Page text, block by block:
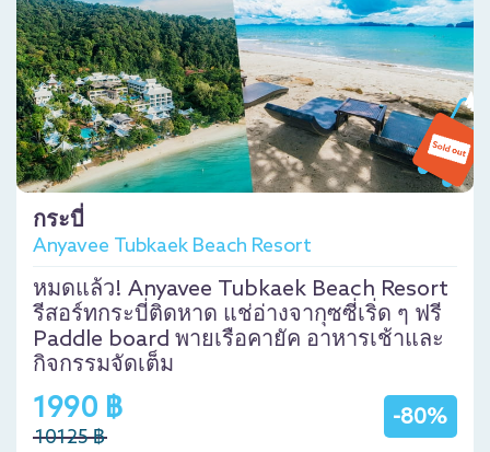
กระบี่
Anyavee Tubkaek Beach Resort
หมดแล้ว! Anyavee Tubkaek Beach Resort
รีสอร์ทกระบี่ติดหาด แช่อ่างจากุซซี่เริ่ด ๆ ฟรี
Paddle board พายเรือคายัค อาหารเช้าและ
กิจกรรมจัดเต็ม
-80%
1990 ฿
10125 ฿